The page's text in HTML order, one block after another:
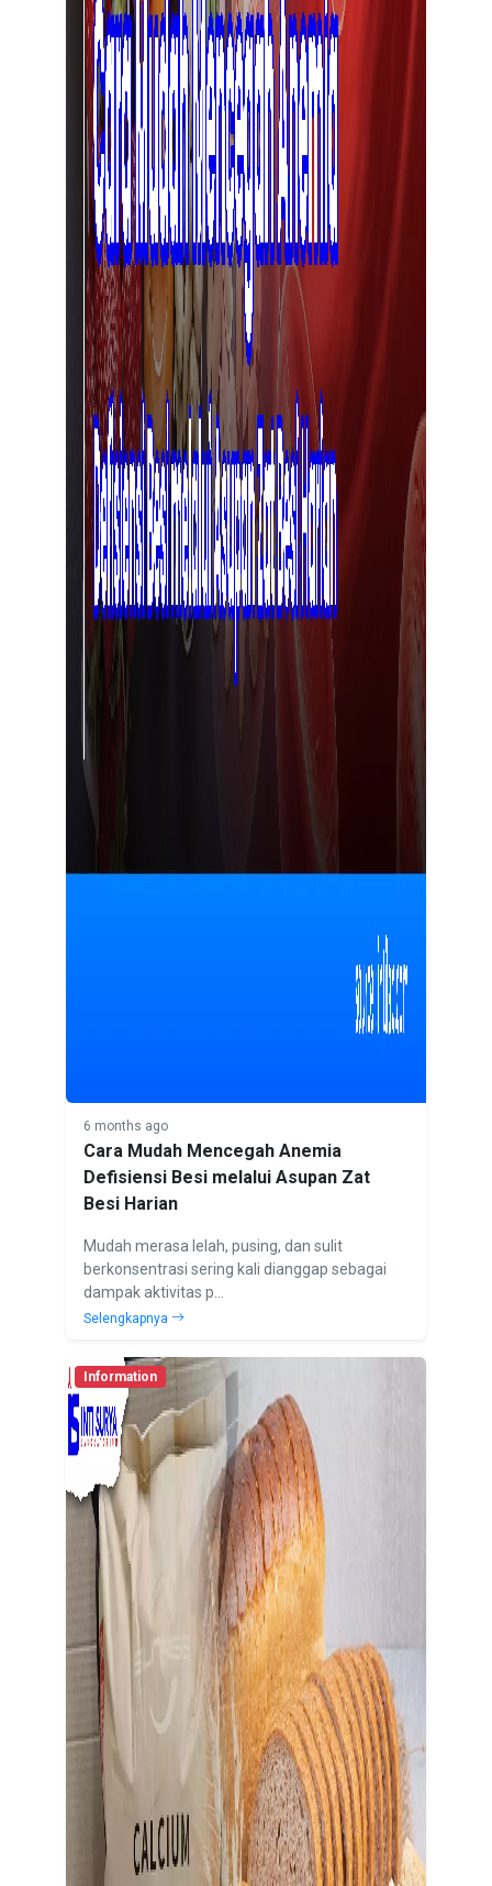
6 months ago
Cara Mudah Mencegah Anemia
Defisiensi Besi melalui Asupan Zat
Besi Harian
Mudah merasa lelah, pusing, dan sulit
berkonsentrasi sering kali dianggap sebagai
dampak aktivitas p...
Selengkapnya
Information